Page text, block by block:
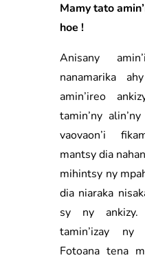
Mamy tato
hoe !
Anisany
nanamarika
amin’ireo
tamin’ny
vaovaon’i
mantsy dia
mihintsy ny
dia niaraka
sy ny ankizy.
tamin’izay ny
Fotoana tena